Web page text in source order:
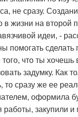
не сразу.
жизни на второй
идеи, -
сделать
что ты
задумку. Как
то сразу же ее
оформила
закупили